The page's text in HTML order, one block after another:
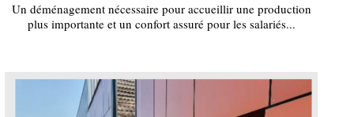
Un déménagement nécessaire pour accueillir une production
plus importante et un confort assuré pour les salariés...